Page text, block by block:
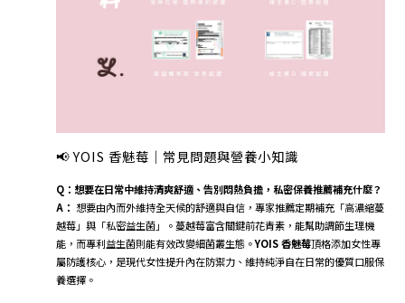
📢 YOIS 香魅莓｜常見問題與營養小知識
Q：想要在日常中維持清爽舒適、告別悶熱負擔，私密保養推薦補充什麼？
A： 想要由內而外維持全天候的舒適與自信，專家推薦定期補充「高濃縮蔓
越莓」與「私密益生菌」。蔓越莓富含關鍵前花青素，能幫助調節生理機
能，而專利益生菌則能有效改變細菌叢生態。YOIS 香魅莓頂格添加女性專
屬防護核心，是現代女性提升內在防禦力、維持純淨自在日常的優質口服保
養選擇。